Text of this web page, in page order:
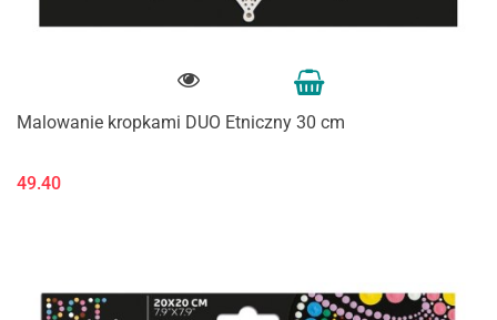
Malowanie kropkami DUO Etniczny 30 cm
49.40